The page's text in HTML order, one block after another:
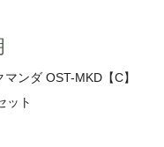
マンダ OST-MKD【C】
ット